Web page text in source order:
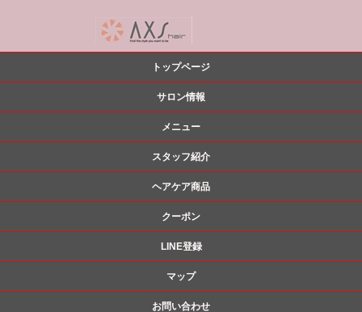
トップページ
サロン情報
メニュー
スタッフ紹介
ヘアケア商品
クーポン
LINE登録
マップ
お問い合わせ